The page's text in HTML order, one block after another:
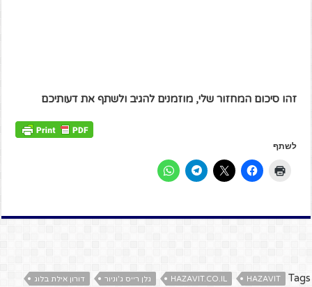
זהו סיכום המחזור שלי, מוזמנים להגיב ולשתף את דעותיכם
לשתף
Tags
HAZAVIT
HAZAVIT.CO.IL גלן רייס ג'וניור
דורון אילת בלוג